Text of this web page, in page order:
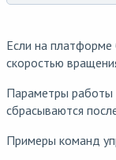
Если на
скоростью
Параметры работы
сбрасываются
Примеры команд